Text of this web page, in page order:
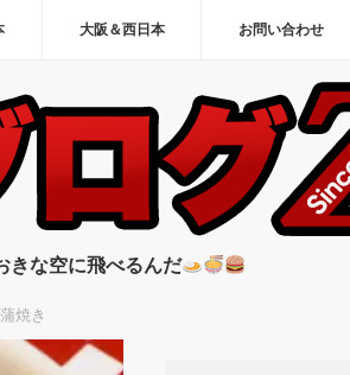
大阪＆西日本 お問い合わせ
きな空に飛べるんだ
焼き